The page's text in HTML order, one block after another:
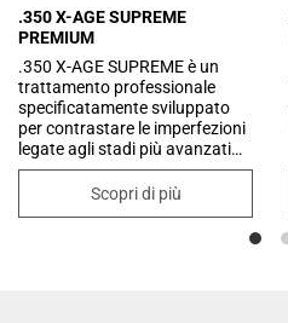
.350 X-AGE SUPREME
PREMIUM
.350 X-AGE SUPREME è un
trattamento professionale
specificatamente sviluppato
per contrastare le imperfezioni
legate agli stadi più avanzati
dell’invecchiamento. Il kit
combina due prodotti sinergici
Scopri di più